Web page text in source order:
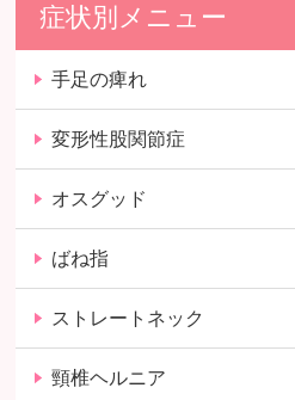
症状別メニュー
手足の痺れ
変形性股関節症
オスグッド
ばね指
ストレートネック
頸椎ヘルニア